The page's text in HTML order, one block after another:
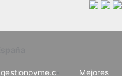
gestionpyme.c Mejores